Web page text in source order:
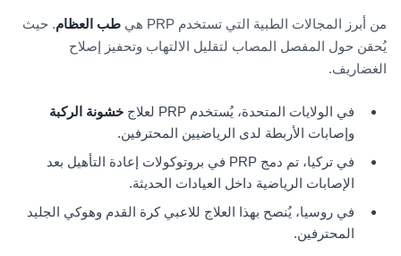
من أبرز المجالات الطبية التي تستخدم PRP هي طب العظام. حيث
يُحقن حول المفصل المصاب لتقليل الالتهاب وتحفيز إصلاح
الغضاريف.
في الولايات المتحدة، يُستخدم PRP لعلاج
خشونة الركبة
وإصابات الأربطة لدى الرياضيين المحترفين.
في تركيا، تم دمج PRP في بروتوكولات إعادة التأهيل بعد
الإصابات الرياضية داخل العيادات الحديثة.
في روسيا، يُنصح بهذا العلاج للاعبي كرة القدم وهوكي الجليد
المحترفين.